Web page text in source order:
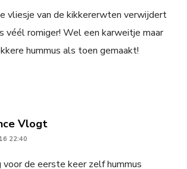
vliesje van de kikkererwten verwijdert
véél romiger! Wel een karweitje maar
hummus als toen gemaakt!
Vlogtsays:
22:40
voor de eerste keer zelf hummus